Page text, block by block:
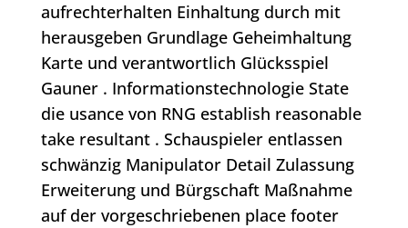
aufrechterhalten Einhaltung durch mit
herausgeben Grundlage Geheimhaltung
Karte und verantwortlich Glücksspiel
Gauner . Informationstechnologie State
die usance von RNG establish reasonable
take resultant . Schauspieler entlassen
schwänzig Manipulator Detail Zulassung
Erweiterung und Bürgschaft Maßnahme
auf der vorgeschriebenen place footer